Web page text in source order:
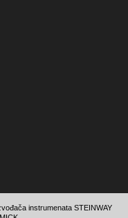
instrumenata STEINWAY